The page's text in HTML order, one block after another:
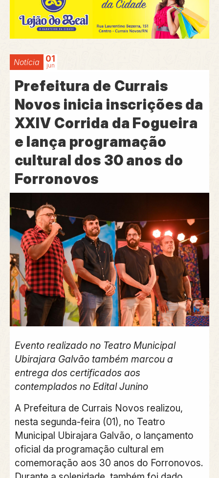
Notícia 01
jun
Prefeitura de Currais
Novos inicia inscrições da
XXIV Corrida da Fogueira
e lança programação
cultural dos 30 anos do
Forronovos
Evento realizado no Teatro Municipal
Ubirajara Galvão também marcou a
entrega dos certificados aos
contemplados no Edital Junino
A Prefeitura de Currais Novos realizou,
nesta segunda-feira (01), no Teatro
Municipal Ubirajara Galvão, o lançamento
oficial da programação cultural em
comemoração aos 30 anos do Forronovos.